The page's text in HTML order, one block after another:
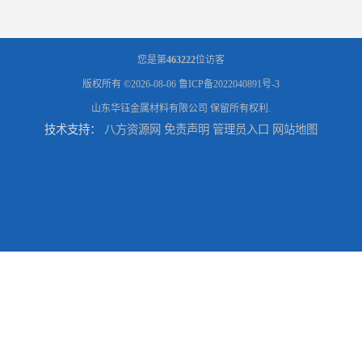
您是第463222位访客
版权所有 ©2026-08-06 鲁ICP备2022040891号-3
山东华钰金属材料有限公司 保留所有权利.
技术支持： 八方资源网 免责声明 管理员入口 网站地图